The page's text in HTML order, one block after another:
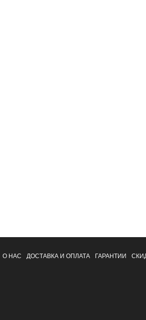
О НАС ДОСТАВКА И ОПЛАТА ГАРАНТИИ